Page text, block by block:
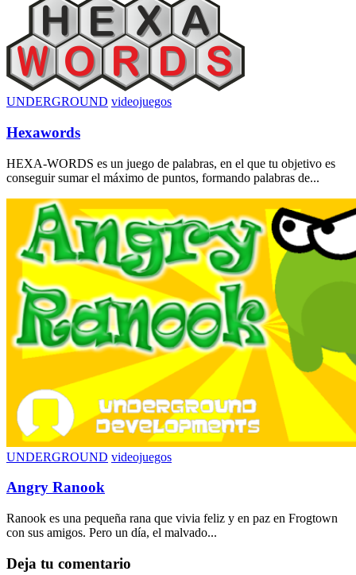
UNDERGROUND videojuegos
Hexawords
HEXA-WORDS es un juego de palabras, en el que tu objetivo es
conseguir sumar el máximo de puntos, formando palabras de...
UNDERGROUND videojuegos
Angry Ranook
Ranook es una pequeña rana que vivia feliz y en paz en Frogtown
con sus amigos. Pero un día, el malvado...
Deja tu comentario